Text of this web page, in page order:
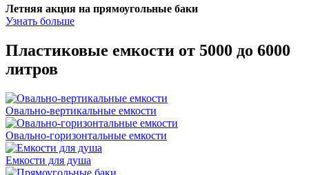
Летняя акция на прямоугольные баки
Узнать больше
Пластиковые емкости от 5000 до 6000
литров
Овально-вертикальные емкости
Овально-горизонтальные емкости
Емкости для душа